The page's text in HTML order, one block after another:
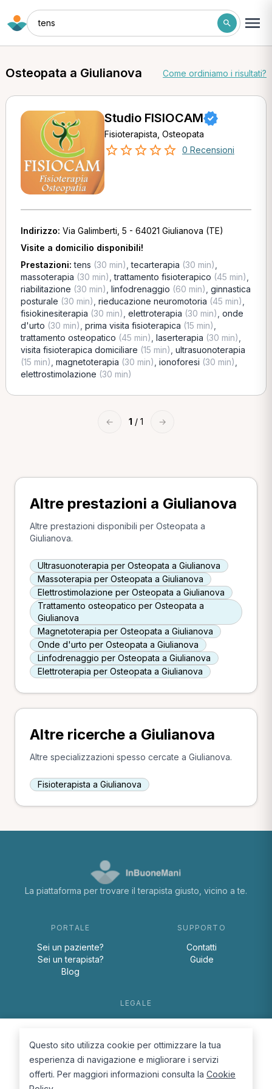
tens
Osteopata a Giulianova Come ordiniamo i risultati?
Studio FISIOCAM
Fisioterapista, Osteopata
0 Recensioni
Indirizzo: Via Galimberti, 5 - 64021 Giulianova (TE)
Visite a domicilio disponibili!
Prestazioni:tens (30 min) ,tecarterapia (30 min)
massoterapia (30 min) ,trattamento fisioterapico (45 min)
riabilitazione (30 min) linfodrenaggio (60 min) ginnastica
posturale (30 min) rieducazione neuromotoria (45 min)
fisiokinesiterapia (30 min) elettroterapia (30 min) onde
d'urto (30 min) prima visita fisioterapica (15 min)
trattamento osteopatico (45 min) laserterapia (30 min)
visita fisioterapica domiciliare (15 min) ultrasuonoterapia
(15 min) magnetoterapia (30 min) ionoforesi (30 min)
elettrostimolazione (30 min)
← 1 / 1 →
Altre prestazioni a Giulianova
Altre prestazioni disponibili per Osteopata a
Giulianova.
Ultrasuonoterapia per Osteopata a Giulianova
Massoterapia per Osteopata a Giulianova
Elettrostimolazione per Osteopata a Giulianova
Trattamento osteopatico per Osteopata a
Giulianova
Magnetoterapia per Osteopata a Giulianova
Onde d'urto per Osteopata a Giulianova
Linfodrenaggio per Osteopata a Giulianova
Elettroterapia per Osteopata a Giulianova
Altre ricerche a Giulianova
Altre specializzazioni spesso cercate a Giulianova.
Fisioterapista a Giulianova
La piattaforma per trovare il terapista giusto, vicino a te.
PORTALE
Sei un paziente?
Sei un terapista?
Blog
SUPPORTO
Contatti
Guide
LEGALE
Cookie Policy
Questo sito utilizza cookie per ottimizzare la tua
esperienza di navigazione e migliorare i servizi
offerti. Per maggiori informazioni consulta la Cookie